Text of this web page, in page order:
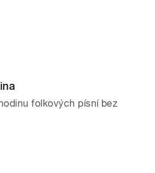
folkových písní bez